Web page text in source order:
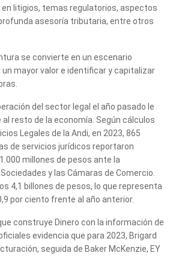
litigios, temas regulatorios, aspectos
asesoría tributaria, entre otros
se convierte en un escenario
mayor valor e identificar y capitalizar
del sector legal el año pasado le
resto de la economía. Según cálculos
Legales de la Andi, en 2023, 865
de servicios jurídicos reportaron
millones de pesos ante la
y las Cámaras de Comercio.
4,1 billones de pesos, lo que representa
por ciento frente al año anterior.
construye Dinero con la información de
evidencia que para 2023, Brigard
seguida de Baker McKenzie, EY